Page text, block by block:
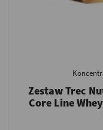
Zestaw Trec
Core Line